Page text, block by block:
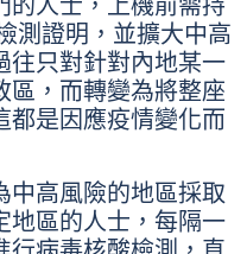
的人士，上機前需持
測證明，並擴大中高
往只對針對內地某一
區，而轉變為將整座
都是因應疫情變化而
中高風險的地區採取
地區的人士，每隔一